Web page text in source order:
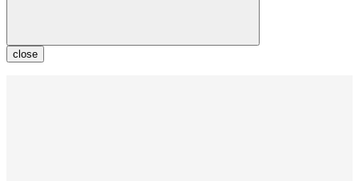
close